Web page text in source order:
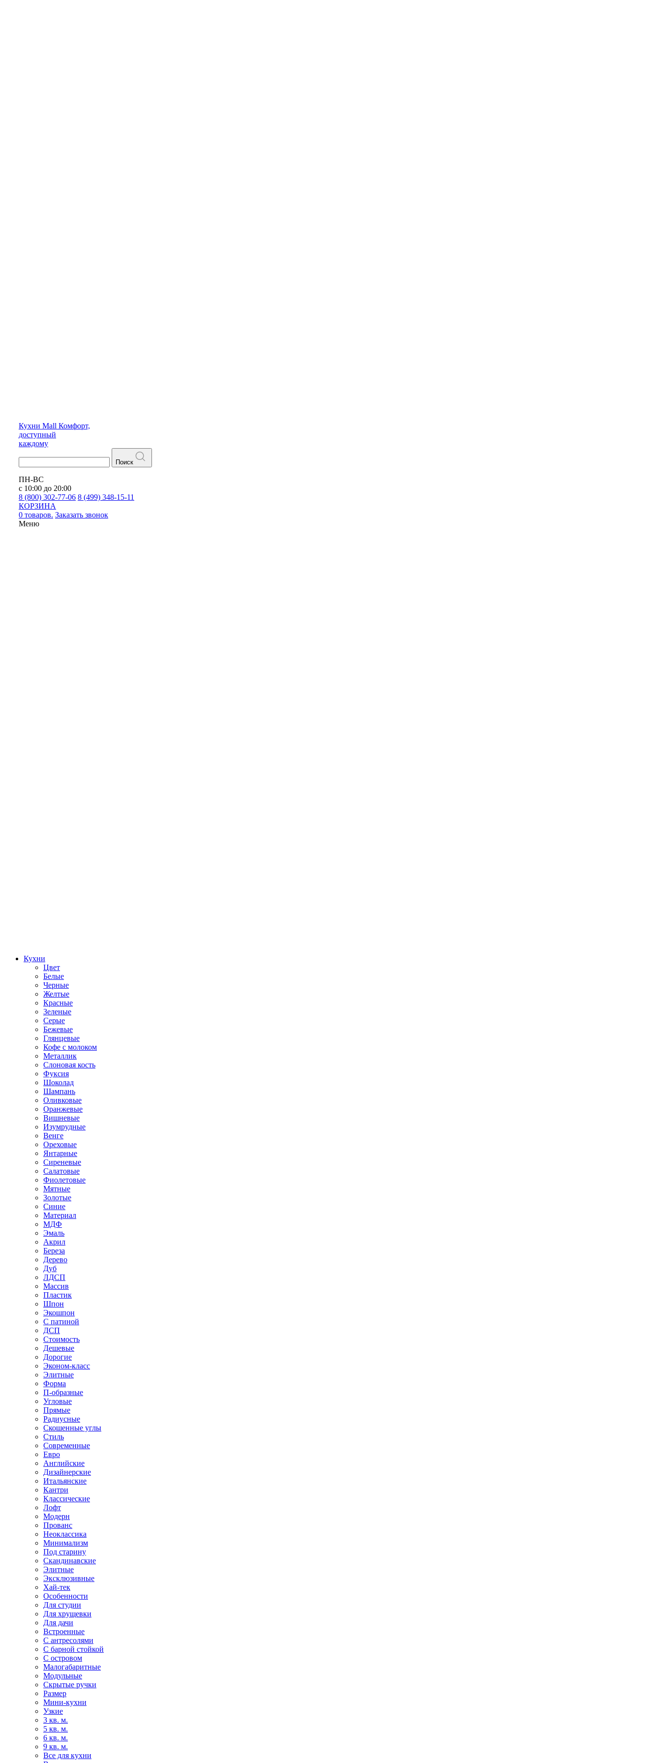
Кухни Mall Комфорт,
доступный
каждому
Поиск
ПН-ВС
с 10:00 до 20:00
8 (800) 302-77-06 8 (499) 348-15-11
КОРЗИНА
0 товаров. Заказать звонок
Меню
Кухни
Цвет
Белые
Черные
Желтые
Красные
Зеленые
Серые
Бежевые
Глянцевые
Кофе с молоком
Металлик
Слоновая кость
Фуксия
Шоколад
Шампань
Оливковые
Оранжевые
Вишневые
Изумрудные
Венге
Ореховые
Янтарные
Сиреневые
Салатовые
Фиолетовые
Мятные
Золотые
Синие
Материал
МДФ
Эмаль
Акрил
Береза
Дерево
Дуб
ЛДСП
Массив
Пластик
Шпон
Экошпон
С патиной
ДСП
Стоимость
Дешевые
Дорогие
Эконом-класс
Элитные
Форма
П-образные
Угловые
Прямые
Радиусные
Скошенные углы
Стиль
Современные
Евро
Английские
Дизайнерские
Итальянские
Кантри
Классические
Лофт
Модерн
Прованс
Неоклассика
Минимализм
Под старину
Скандинавские
Элитные
Эксклюзивные
Хай-тек
Особенности
Для студии
Для хрущевки
Для дачи
Встроенные
С антресолями
С барной стойкой
С островом
Малогабаритные
Модульные
Скрытые ручки
Размер
Мини-кухни
Узкие
3 кв. м.
5 кв. м.
6 кв. м.
9 кв. м.
Все для кухни